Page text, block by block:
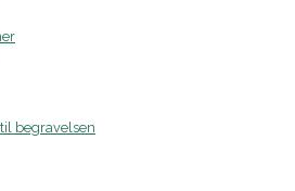
begravelsen